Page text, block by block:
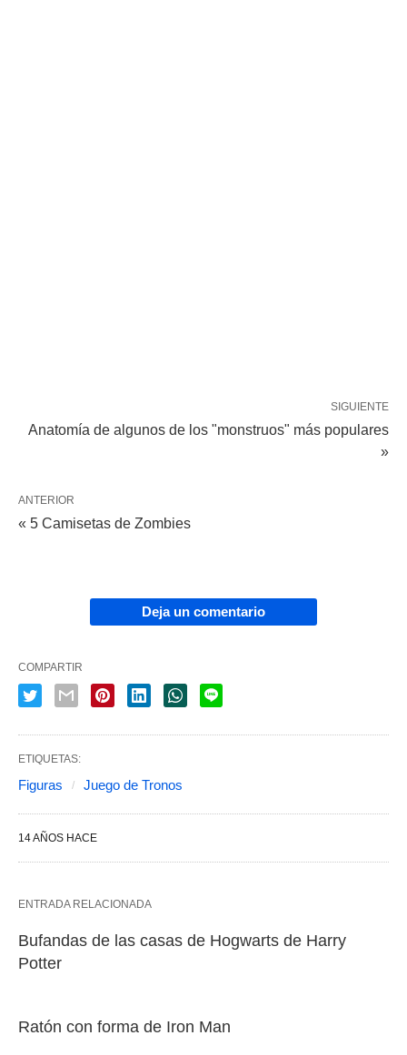
SIGUIENTE
Anatomía de algunos de los "monstruos" más populares
»
ANTERIOR
« 5 Camisetas de Zombies
Deja un comentario
COMPARTIR
ETIQUETAS:
Figuras Juego de Tronos
14 AÑOS HACE
ENTRADA RELACIONADA
Bufandas de las casas de Hogwarts de Harry
Potter
Ratón con forma de Iron Man